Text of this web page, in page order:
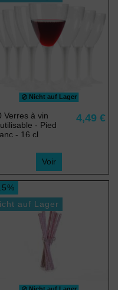
Nicht auf Lager
Verres à vin
- Pied
- 16 cl
4,49 €
Voir
auf Lager